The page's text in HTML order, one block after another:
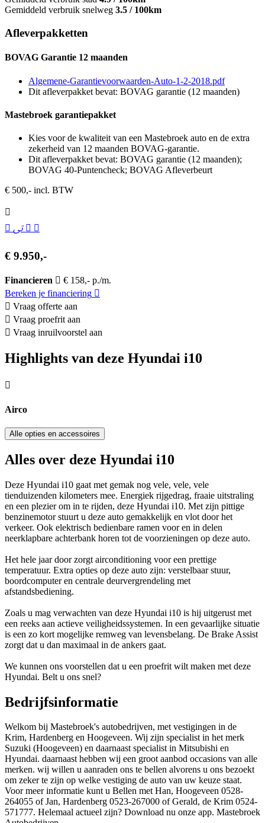
Gemiddeld verbruik snelweg 3.5 / 100km
Afleverpakketten
BOVAG Garantie 12 maanden
Algemene-Garantievoorwaarden-Auto-1-2-2018.pdf
Dit afleverpakket bevat: BOVAG garantie (12 maanden)
Mastebroek garantiepakket
Kies voor de kwaliteit van een Mastebroek auto en de extra
zekerheid van 12 maanden BOVAG-garantie.
Dit afleverpakket bevat: BOVAG garantie (12 maanden);
BOVAG 40-Puntencheck; BOVAG Afleverbeurt
€ 500,- incl. BTW
€ 9.950,-
Financieren
€ 158,- p./m.
Bereken je financiering
Vraag offerte aan
Vraag proefrit aan
Vraag inruilvoorstel aan
Highlights van deze Hyundai i10
Airco
Alle opties en accessoires
Alles over deze Hyundai i10
Deze Hyundai i10 gaat met gemak nog vele, vele, vele
tienduizenden kilometers mee. Energiek rijgedrag, fraaie uitstraling
en een plezier om in te rijden, deze Hyundai i10. Met zijn pittige
benzinemotor stuurt u deze auto gemakkelijk en vlot door het
verkeer. Ook elektrisch bedienbare ramen voor en in delen
neerklapbare achterbank horen tot de voorzieningen op deze auto.
Het hele jaar door zorgt airconditioning voor een prettige
temperatuur. Extra opties op deze auto zijn: verstelbaar stuur,
boordcomputer en centrale deurvergrendeling met
afstandsbediening.
Zoals u mag verwachten van deze Hyundai i10 is hij uitgerust met
een reeks aan actieve veiligheidssystemen. In een gevaarlijke situatie
is een zo kort mogelijke remweg van levensbelang. De Brake Assist
zorgt dat u dan maximaal in de ankers gaat.
We kunnen ons voorstellen dat u een proefrit wilt maken met deze
Hyundai. Belt u ons snel?
Bedrijfsinformatie
Welkom bij Mastebroek's autobedrijven, met vestigingen in de
Krim, Hardenberg en Hoogeveen. Wij zijn specialist in het merk
Suzuki (Hoogeveen) en daarnaast specialist in Mitsubishi en
Hyundai. daarnaast hebben wij een groot aanbod occasions van alle
merken. wij willen u aanraden ons te bellen alvorens u ons bezoekt
om zeker te zijn op welke vestiging de auto van uw keuze staat.
Voor meer informatie kunt u Bellen met Han, Hoogeveen 0528-
264055 of Jan, Hardenberg 0523-267000 of Gerald, de Krim 0524-
571777. Helemaal actueel zijn? Download nu onze app. Mastebroek